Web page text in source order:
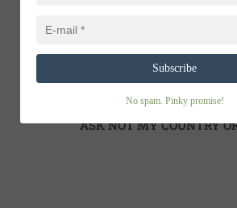
ASK NOT MY COUNTRY
Subscribe
No spam. Pinky promise!